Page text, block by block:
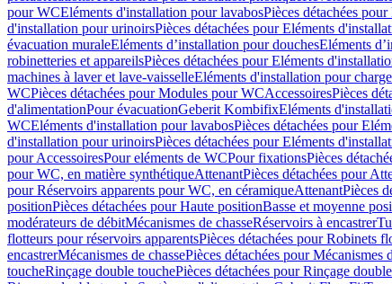
pour WCEléments d'installation pour lavabosPièces détachées
d'installation pour urinoirsPièces détachées pour Eléments
évacuation muraleEléments d’installation pour douchesEléments
robinetteries et appareilsPièces détachées pour Eléments
machines à laver et lave-vaisselleEléments d'installation pour
WCPièces détachées pour Modules pour WCAccessoiresPièces
d'alimentationPour évacuationGeberit KombifixEléments
WCEléments d'installation pour lavabosPièces détachées pour
d'installation pour urinoirsPièces détachées pour Eléments
pour AccessoiresPour eléments de WCPour fixationsPièces
pour WC, en matière synthétiqueAttenantPièces détachées pour
pour Réservoirs apparents pour WC, en céramiqueAttenantPièces
positionPièces détachées pour Haute positionBasse et moyenne
modérateurs de débitMécanismes de chasseRéservoirs à encastrer
flotteurs pour réservoirs apparentsPièces détachées pour Robinets
encastrerMécanismes de chassePièces détachées pour Mécanismes
toucheRinçage double touchePièces détachées pour Rinçage